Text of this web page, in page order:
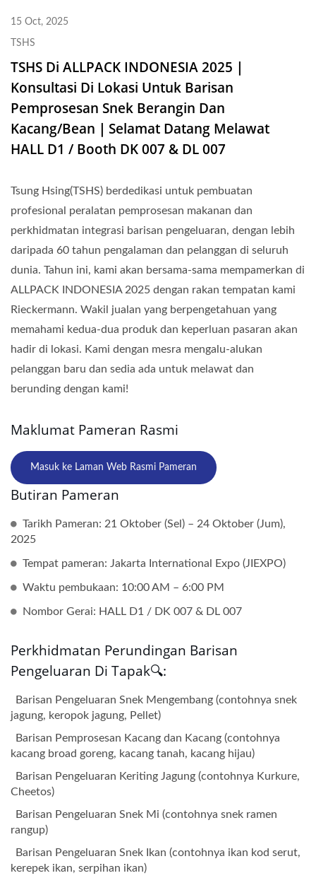
15 Oct, 2025
TSHS
TSHS Di ALLPACK INDONESIA 2025｜
Konsultasi Di Lokasi Untuk Barisan
Pemprosesan Snek Berangin Dan
Kacang/Bean｜Selamat Datang Melawat
HALL D1 / Booth DK 007 & DL 007
Tsung Hsing(TSHS) berdedikasi untuk pembuatan
profesional peralatan pemprosesan makanan dan
perkhidmatan integrasi barisan pengeluaran, dengan lebih
daripada 60 tahun pengalaman dan pelanggan di seluruh
dunia. Tahun ini, kami akan bersama-sama mempamerkan di
ALLPACK INDONESIA 2025 dengan rakan tempatan kami
Rieckermann. Wakil jualan yang berpengetahuan yang
memahami kedua-dua produk dan keperluan pasaran akan
hadir di lokasi. Kami dengan mesra mengalu-alukan
pelanggan baru dan sedia ada untuk melawat dan
berunding dengan kami!
Maklumat Pameran Rasmi
Masuk ke Laman Web Rasmi Pameran
Butiran Pameran
Tarikh Pameran: 21 Oktober (Sel) – 24 Oktober (Jum),
2025
Tempat pameran: Jakarta International Expo (JIEXPO)
Waktu pembukaan: 10:00 AM – 6:00 PM
Nombor Gerai: HALL D1 / DK 007 & DL 007
Perkhidmatan Perundingan Barisan
Pengeluaran Di Tapak🔍:
Barisan Pengeluaran Snek Mengembang (contohnya snek
jagung, keropok jagung, Pellet)
Barisan Pemprosesan Kacang dan Kacang (contohnya
kacang broad goreng, kacang tanah, kacang hijau)
Barisan Pengeluaran Keriting Jagung (contohnya Kurkure,
Cheetos)
Barisan Pengeluaran Snek Mi (contohnya snek ramen
rangup)
Barisan Pengeluaran Snek Ikan (contohnya ikan kod serut,
kerepek ikan, serpihan ikan)